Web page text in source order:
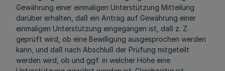
Gewährung einer einmaligen Unterstützung Mitteilung
darüber erhalten, daß ein Antrag auf Gewährung einer
einmaligen Unterstützung eingegangen ist, daß z. Z.
geprüft wird, ob eine Bewilligung ausgesprochen werden
kann, und daß nach Abschluß der Prüfung mitgeteilt
werden wird, ob und ggf. in welcher Höhe eine